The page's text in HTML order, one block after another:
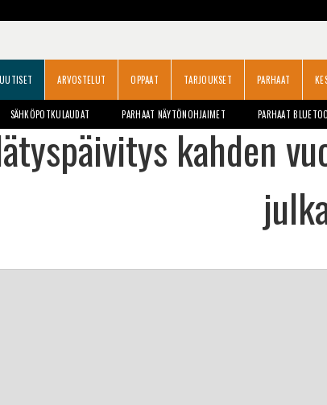
UUTISET ARVOSTELUT OPPAAT TARJOUKSET PARHAAT
SÄHKÖPOTKULAUDAT PARHAAT NÄYTÖNOHJAIMET PARHAAT
kahden